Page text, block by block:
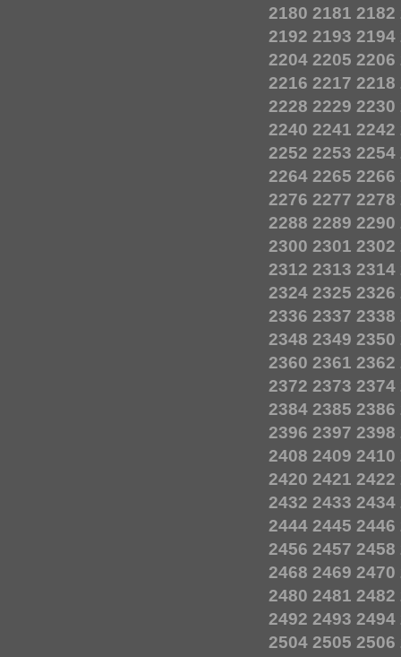
2180 2181 2182
2192 2193 2194
2204 2205 2206
2216 2217 2218
2228 2229 2230
2240 2241 2242
2252 2253 2254
2264 2265 2266
2276 2277 2278
2288 2289 2290
2300 2301 2302
2312 2313 2314
2324 2325 2326
2336 2337 2338
2348 2349 2350
2360 2361 2362
2372 2373 2374
2384 2385 2386
2396 2397 2398
2408 2409 2410
2420 2421 2422
2432 2433 2434
2444 2445 2446
2456 2457 2458
2468 2469 2470
2480 2481 2482
2492 2493 2494
2504 2505 2506